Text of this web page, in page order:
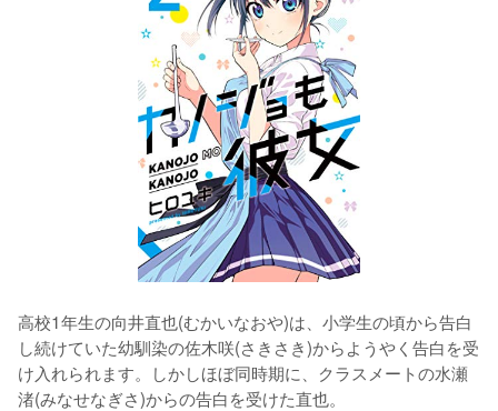
高校1年生の向井直也(むかいなおや)は、小学生の頃から告白
し続けていた幼馴染の佐木咲(さきさき)からようやく告白を受
け入れられます。しかしほぼ同時期に、クラスメートの水瀬
渚(みなせなぎさ)からの告白を受けた直也。